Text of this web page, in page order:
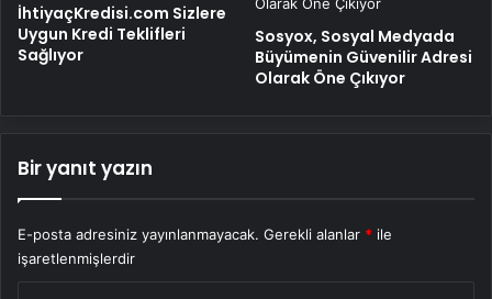
İhtiyaçKredisi.com Sizlere
Uygun Kredi Teklifleri
Sağlıyor
Sosyox, Sosyal Medyada
Büyümenin Güvenilir Adresi
Olarak Öne Çıkıyor
Bir yanıt yazın
E-posta adresiniz yayınlanmayacak. Gerekli alanlar * ile
işaretlenmişlerdir